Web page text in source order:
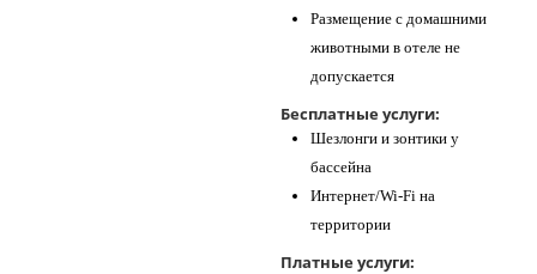
Размещение с домашними
животными в отеле не
допускается
Бесплатные услуги:
Шезлонги и зонтики у
бассейна
Интернет/Wi-Fi на
территории
Платные услуги: